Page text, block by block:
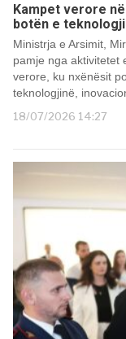
Kampet verore
botën e
Ministrja e Arsimit,
pamje nga aktivitetet
verore, ku nxënësit
teknologjinë,
18/07/2026 14:27